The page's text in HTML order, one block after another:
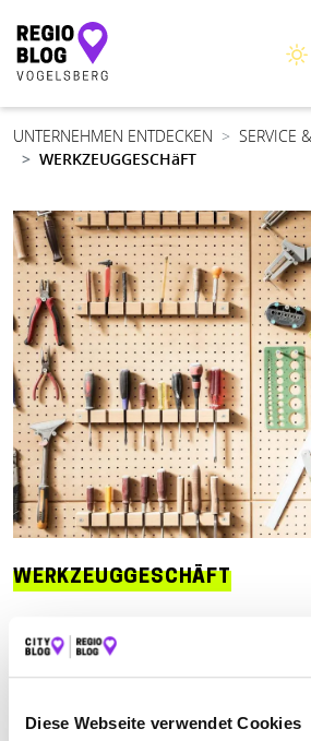
Diese Webseite verwendet Cookies
Hauptnavigation
UNTERNEHMEN ENTDECKEN
SERVICE
WERKZEUGGESCHäFT
WERKZEUGGESCHÄFT
Suchen nach
Finden